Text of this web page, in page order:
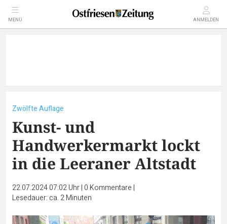
MENÜ ANMELDEN
Zwölfte Auflage
Kunst- und
Handwerkermarkt lockt
in die Leeraner Altstadt
22.07.2024 07:02 Uhr| 0 Kommentare |
Lesedauer: ca. 2 Minuten